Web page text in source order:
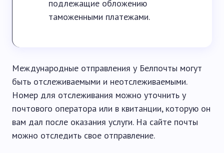
подлежащие обложению
таможенными платежами.
Международные отправления у Белпочты могут
быть отслеживаемыми и неотслеживаемыми.
Номер для отслеживания можно уточнить у
почтового оператора или в квитанции, которую он
вам дал после оказания услуги. На сайте почты
можно отследить свое отправление.